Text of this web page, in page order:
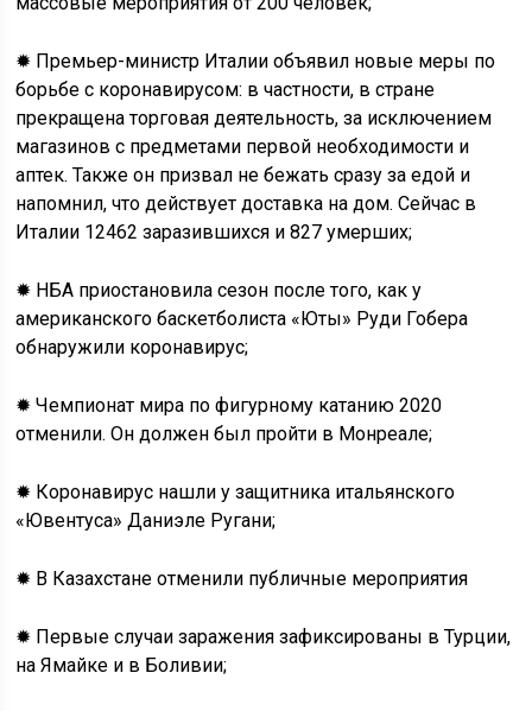
✹ Премьер-министр Италии объявил новые меры по
борьбе с коронавирусом: в частности, в стране
прекращена торговая деятельность, за исключением
магазинов с предметами первой необходимости и
аптек. Также он призвал не бежать сразу за едой и
напомнил, что действует доставка на дом. Сейчас в
Италии 12462 заразившихся и 827 умерших;
✹ НБА приостановила сезон после того, как у
американского баскетболиста «Юты» Руди Гобера
обнаружили коронавирус;
✹ Чемпионат мира по фигурному катанию 2020
отменили. Он должен был пройти в Монреале;
✹ Коронавирус нашли у защитника итальянского
«Ювентуса» Даниэле Ругани;
✹ В Казахстане отменили публичные мероприятия
✹ Первые случаи заражения зафиксированы в Турции,
на Ямайке и в Боливии;